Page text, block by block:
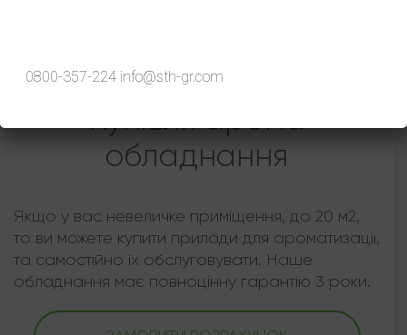
Купівля арома
обладнання
Якщо у вас невеличке приміщення, до 20 м2,
то ви можете купити прилади для ароматизації,
та самостійно їх обслуговувати. Наше
обладнання має повноцінну гарантію 3 роки.
0800-357-224 info@sth-gr.com